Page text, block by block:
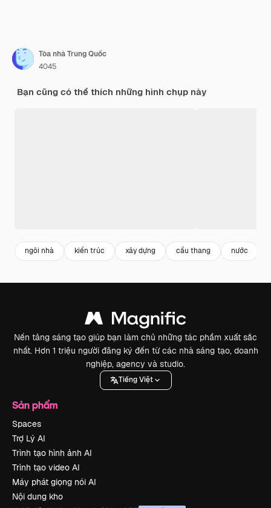
Tòa nhà Trung Quốc
4045
Bạn cũng có thể thích những hình chụp này
ngôi nhà kiến trúc xây dựng cầu thang nước
Nền tảng sáng tạo giúp bạn làm chủ những tác phẩm xuất sắc
nhất. Hơn 1 triệu người đăng ký đến từ các nhà sáng tạo, doanh
nghiệp, agency và studio.
Tiếng Việt
Sản phẩm
Spaces
Trợ Lý AI
Trình tạo hình ảnh AI
Trình tạo video AI
Máy phát giọng nói AI
Nội dung kho